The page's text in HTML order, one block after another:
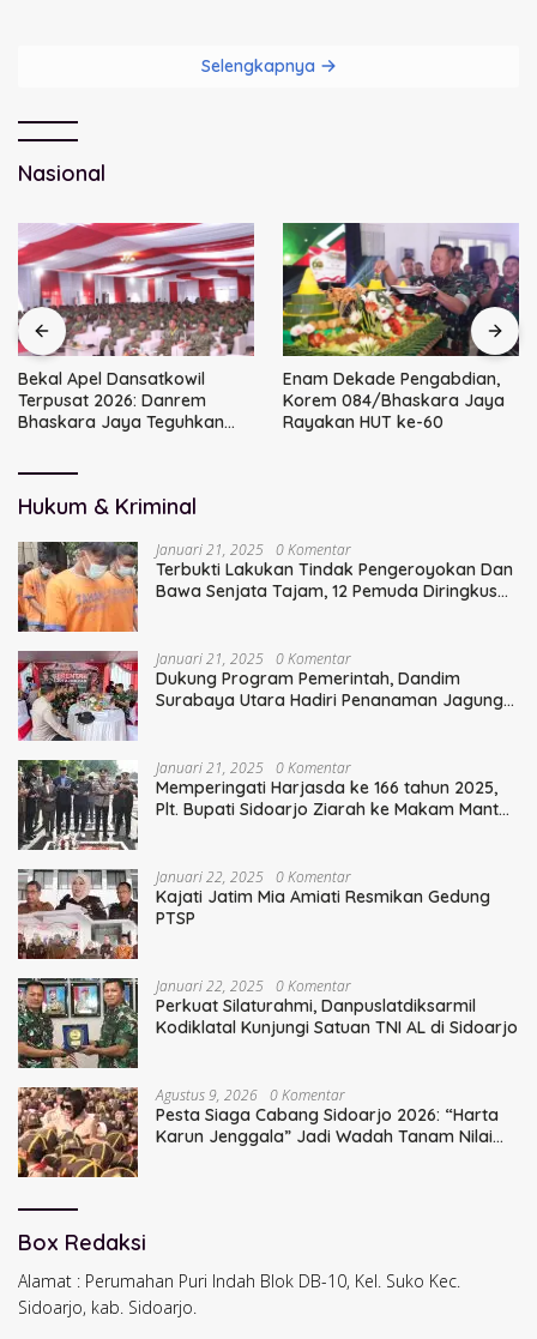
Selengkapnya
Nasional
Bekal Apel Dansatkowil
Terpusat 2026: Danrem
Bhaskara Jaya Teguhkan
Enam Dekade Pengabdian,
Korem 084/Bhaskara Jaya
Rayakan HUT ke-60
Hukum & Kriminal
Januari 21, 2025 0 Komentar
Terbukti Lakukan Tindak Pengeroyokan Dan
Bawa Senjata Tajam, 12 Pemuda Diringkus
Januari 21, 2025 0 Komentar
Dukung Program Pemerintah, Dandim
Surabaya Utara Hadiri Penanaman Jagung
Januari 21, 2025 0 Komentar
Memperingati Harjasda ke 166 tahun 2025,
Plt. Bupati Sidoarjo Ziarah ke Makam Mantan
Januari 22, 2025 0 Komentar
Kajati Jatim Mia Amiati Resmikan Gedung
PTSP
Januari 22, 2025 0 Komentar
Perkuat Silaturahmi, Danpuslatdiksarmil
Kodiklatal Kunjungi Satuan TNI AL di Sidoarjo
Agustus 9, 2026 0 Komentar
Pesta Siaga Cabang Sidoarjo 2026: “Harta
Karun Jenggala” Jadi Wadah Tanam Nilai
Box Redaksi
Alamat : Perumahan Puri Indah Blok DB-10, Kel. Suko Kec.
Sidoarjo, kab. Sidoarjo.